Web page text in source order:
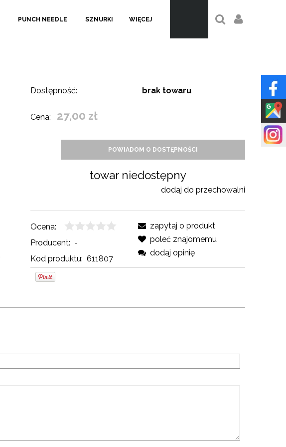
PUNCH NEEDLE SZNURKI WIĘCEJ
Dostępność: brak towaru
Cena: 27,00 zł
POWIADOM O DOSTĘPNOŚCI
towar niedostępny
dodaj do przechowalni
Ocena:
Producent: -
Kod produktu: 611807
zapytaj o produkt
poleć znajomemu
dodaj opinię